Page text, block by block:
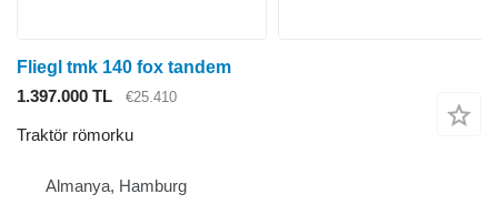
Fliegl tmk 140 fox tandem
1.397.000 TL
€25.410
Traktör römorku
Almanya, Hamburg